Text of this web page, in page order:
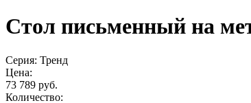
Стол письменный на
Серия: Тренд
Цена:
73 789 руб.
Количество: